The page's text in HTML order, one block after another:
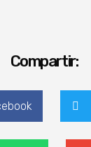
Compartir: